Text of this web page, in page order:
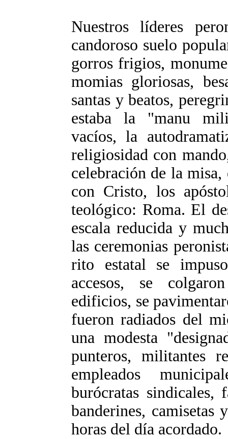
Nuestros líderes
candoroso suelo
gorros frigios,
momias gloriosas,
santas y beatos,
estaba la "manu
vacíos, la
religiosidad con
celebración de la
con Cristo, los
teológico: Roma. El
escala reducida y
las ceremonias
rito estatal se
accesos, se
edificios, se
fueron radiados del
una modesta
punteros, militantes
empleados
burócratas sindicales,
banderines, camisetas
horas del día acordado.